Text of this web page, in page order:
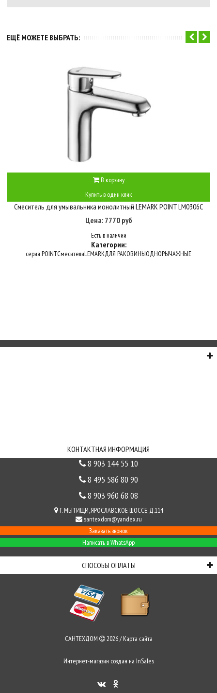
ЕЩЁ МОЖЕТЕ ВЫБРАТЬ:
В корзину
Купить в один клик
Смеситель для умывальника монолитный LEMARK POINT LM0306C
Цена: 7770 руб
Есть в наличии
Категории:
серия POINTСмесителиLEMARKДЛЯ РАКОВИНЫОДНОРЫЧАЖНЫЕ
КОНТАКТНАЯ ИНФОРМАЦИЯ
8 903 144 55 10
8 495 586 80 90
8 903 960 68 08
Г. МЫТИЩИ, ЯРОСЛАВСКОЕ ШОССЕ, Д.114
santexdom@yandex.ru
Заказать звонок
Написать в WhatsApp
СПОСОБЫ ОПЛАТЫ
САНТЕХДОМ 2026 /Карта сайта
Интернет-магазин создан на InSales